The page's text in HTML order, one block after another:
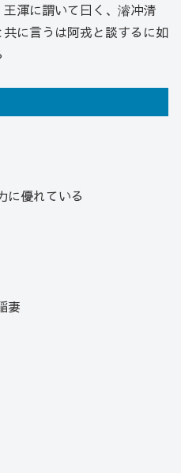
渾に謂いて曰く、濬冲清
に言うは阿戎と談するに如
に優れている
妻